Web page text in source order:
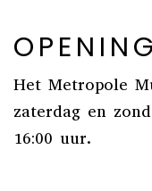
Het Metropole
zaterdag en
16:00 uur.